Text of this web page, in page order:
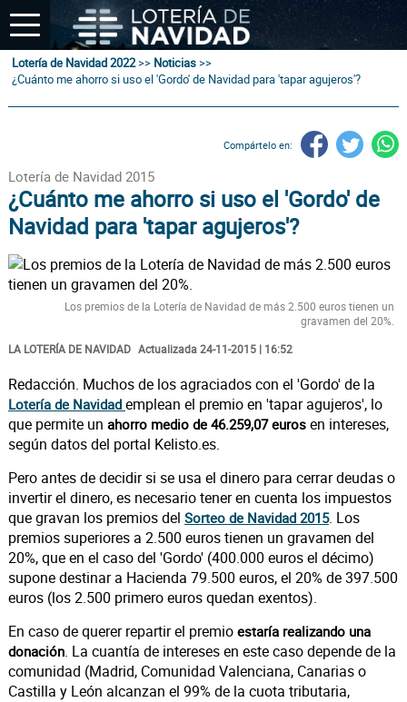
Lotería de Navidad 2022>> Noticias>>
¿Cuánto me ahorro si uso el 'Gordo' de Navidad para 'tapar agujeros'?
Compártelo en:
Lotería de Navidad 2015
¿Cuánto me ahorro si uso el 'Gordo' de
Navidad para 'tapar agujeros'?
Los premios de la Lotería de Navidad de más 2.500 euros tienen un
gravamen del 20%.
LA LOTERÍA DE NAVIDAD Actualizada 24-11-2015 | 16:52
Redacción. Muchos de los agraciados con el 'Gordo' de la
Lotería de Navidad emplean el premio en 'tapar agujeros', lo
que permite un ahorro medio de 46.259,07 euros en intereses,
según datos del portal Kelisto.es.
Pero antes de decidir si se usa el dinero para cerrar deudas o
invertir el dinero, es necesario tener en cuenta los impuestos
que gravan los premios del Sorteo de Navidad 2015. Los
premios superiores a 2.500 euros tienen un gravamen del
20%, que en el caso del 'Gordo' (400.000 euros el décimo)
supone destinar a Hacienda 79.500 euros, el 20% de 397.500
euros (los 2.500 primero euros quedan exentos).
En caso de querer repartir el premio estaría realizando una
donación. La cuantía de intereses en este caso depende de la
comunidad (Madrid, Comunidad Valenciana, Canarias o
Castilla y León alcanzan el 99% de la cuota tributaria,